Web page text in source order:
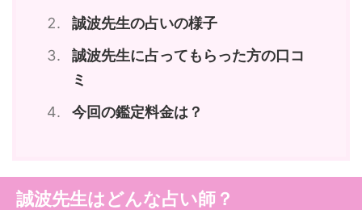
誠波先生の占いの様子
誠波先生に占ってもらった方の口コ
ミ
今回の鑑定料金は？
誠波先生はどんな占い師？